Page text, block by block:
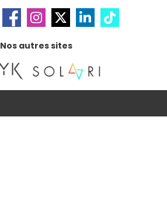
Nos autres sites